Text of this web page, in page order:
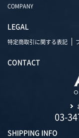
COMPANY
LEGAL
特定商取引に関する表記
CONTACT
03-
SHIPPING INFO